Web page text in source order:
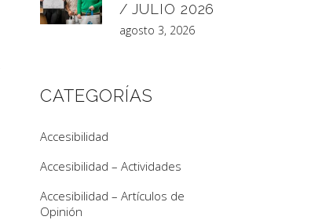
/ JULIO 2026
agosto 3, 2026
CATEGORÍAS
Accesibilidad
Accesibilidad – Actividades
Accesibilidad – Artículos de
Opinión